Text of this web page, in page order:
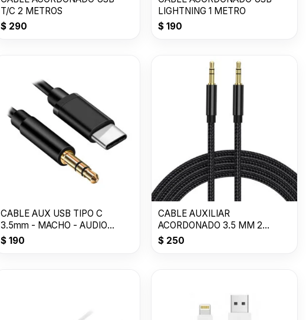
T/C 2 METROS
$ 290
LIGHTNING 1 METRO
$ 190
CABLE AUX USB TIPO C
3.5mm - MACHO - AUDIO
-1000mm
$ 190
CABLE AUXILIAR
ACORDONADO 3.5 MM 2
METROS
$ 250